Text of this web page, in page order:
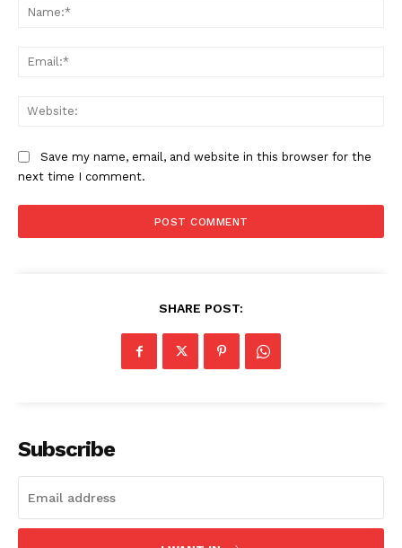
Save my name, email, and website in this browser for the
next time I comment.
SHARE POST:
Subscribe